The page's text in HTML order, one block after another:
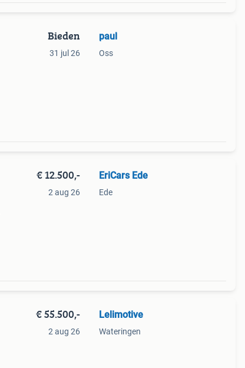
Bieden
31 jul 26
paul
Oss
€ 12.500,-
2 aug 26
EriCars Ede
Ede
€ 55.500,-
2 aug 26
Lelimotive
Wateringen